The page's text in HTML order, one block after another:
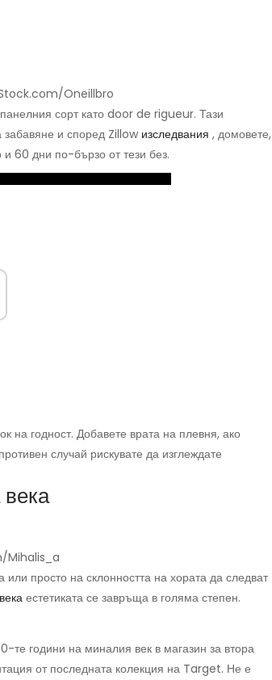
iStock.com/Oneillbro
сорт като door de rigueur. Тази
и според Zillow изследвания , домовете,
и 60 дни по-бързо от тези без.
на годност. Добавете врата на плевня, ако
случай рискувате да изглеждате
Mihalis_a
просто на склонността на хората да следват
естетиката се завръща в голяма степен.
години на миналия век в магазин за втора
от последната колекция на Target. Не е